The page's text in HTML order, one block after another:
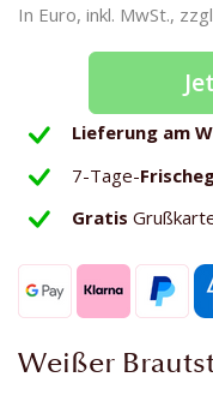
In Euro, inkl. MwSt.,
Lieferung am
7-Tage-
Gratis
Weißer